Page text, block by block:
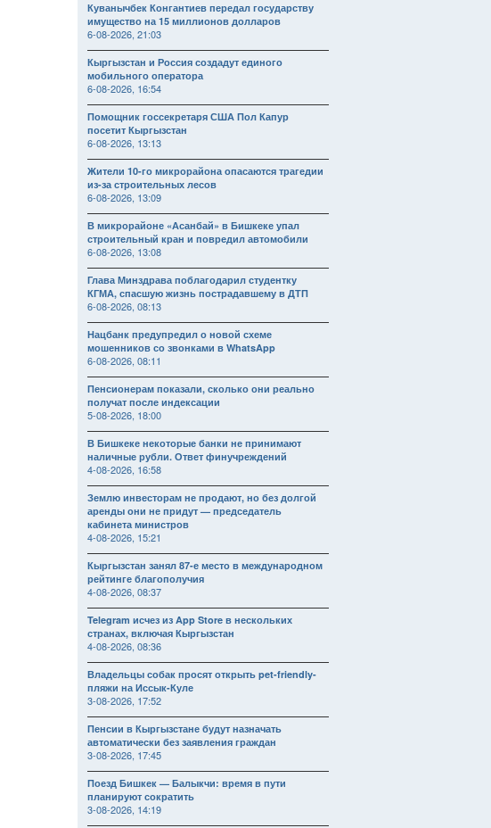
Куванычбек Конгантиев передал государству
имущество на 15 миллионов долларов
6-08-2026, 21:03
Кыргызстан и Россия создадут единого
мобильного оператора
6-08-2026, 16:54
Помощник госсекретаря США Пол Капур
посетит Кыргызстан
6-08-2026, 13:13
Жители 10-го микрорайона опасаются трагедии
из-за строительных лесов
6-08-2026, 13:09
В микрорайоне «Асанбай» в Бишкеке упал
строительный кран и повредил автомобили
6-08-2026, 13:08
Глава Минздрава поблагодарил студентку
КГМА, спасшую жизнь пострадавшему в ДТП
6-08-2026, 08:13
Нацбанк предупредил о новой схеме
мошенников со звонками в WhatsApp
6-08-2026, 08:11
Пенсионерам показали, сколько они реально
получат после индексации
5-08-2026, 18:00
В Бишкеке некоторые банки не принимают
наличные рубли. Ответ финучреждений
4-08-2026, 16:58
Землю инвесторам не продают, но без долгой
аренды они не придут — председатель
кабинета министров
4-08-2026, 15:21
Кыргызстан занял 87-е место в международном
рейтинге благополучия
4-08-2026, 08:37
Telegram исчез из App Store в нескольких
странах, включая Кыргызстан
4-08-2026, 08:36
Владельцы собак просят открыть pet-friendly-
пляжи на Иссык-Куле
3-08-2026, 17:52
Пенсии в Кыргызстане будут назначать
автоматически без заявления граждан
3-08-2026, 17:45
Поезд Бишкек — Балыкчи: время в пути
планируют сократить
3-08-2026, 14:19